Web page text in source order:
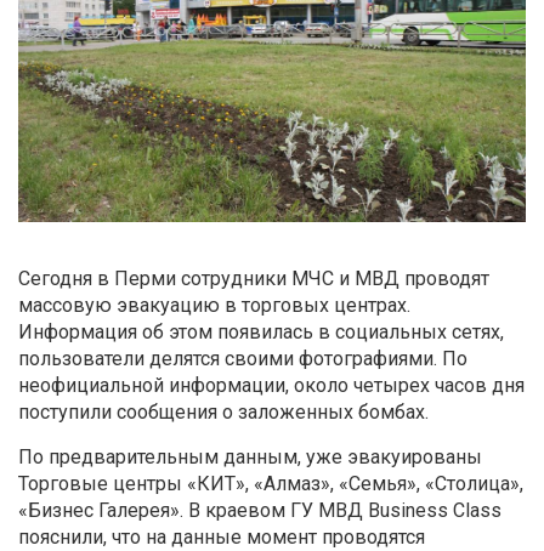
Сегодня в Перми сотрудники МЧС и МВД проводят
массовую эвакуацию в торговых центрах.
Информация об этом появилась в социальных сетях,
пользователи делятся своими фотографиями. По
неофициальной информации, около четырех часов дня
поступили сообщения о заложенных бомбах.
По предварительным данным, уже эвакуированы
Торговые центры «КИТ», «Алмаз», «Семья», «Столица»,
«Бизнес Галерея». В краевом ГУ МВД Business Class
пояснили, что на данные момент проводятся